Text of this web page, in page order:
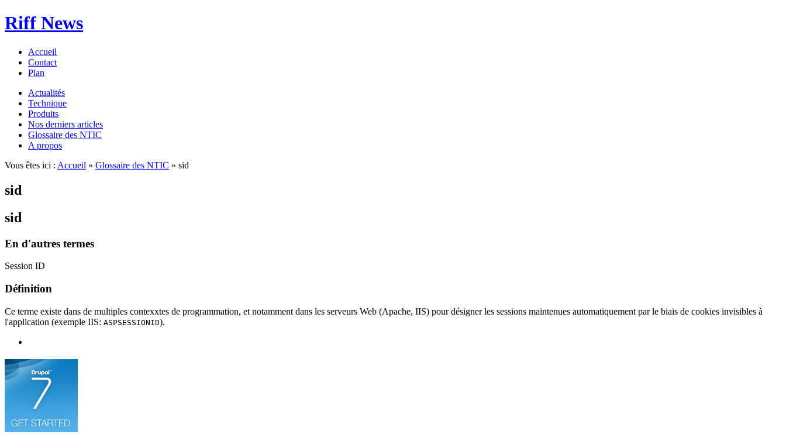
Riff News
Accueil
Contact
Plan
Actualités
Technique
Produits
Nos derniers articles
Glossaire des NTIC
A propos
Vous êtes ici : Accueil » Glossaire des NTIC » sid
sid
sid
En d'autres termes
Session ID
Définition
Ce terme existe dans de multiples contexxtes de programmation, et notamment dans les serveurs Web (Apache, IIS) pour désigner les sessions maintenues automatiquement par le biais de cookies invisibles à
l'application (exemple IIS: ASPSESSIONID).